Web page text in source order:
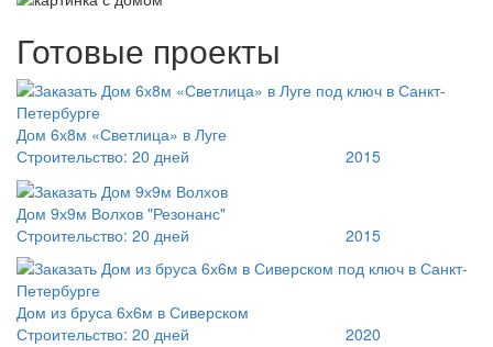
Готовые проекты
Дом 6х8м «Светлица» в Луге
Строительство: 20 дней 2015
Дом 9х9м Волхов "Резонанс"
Строительство: 20 дней 2015
Дом из бруса 6х6м в Сиверском
Строительство: 20 дней 2020